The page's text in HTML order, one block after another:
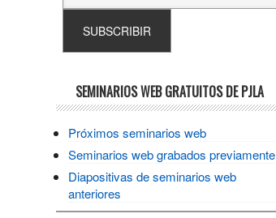
SEMINARIOS WEB GRATUITOS DE PJLA
Próximos seminarios web
Seminarios web grabados previamente
Diapositivas de seminarios web
anteriores